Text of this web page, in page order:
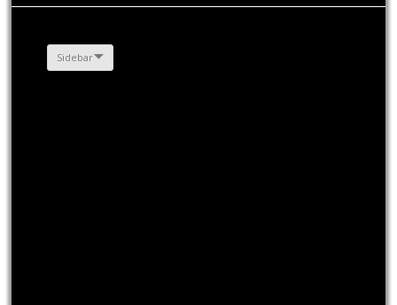
Sidebar